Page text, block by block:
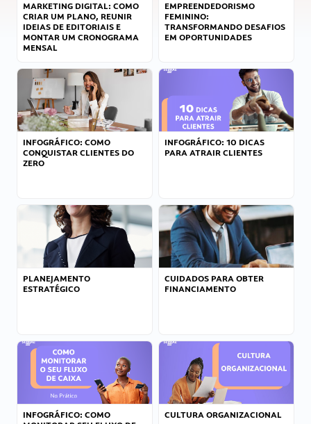
MARKETING DIGITAL: COMO
CRIAR UM PLANO, REUNIR
IDEIAS DE EDITORIAIS E
MONTAR UM CRONOGRAMA
MENSAL
EMPREENDEDORISMO
FEMININO:
TRANSFORMANDO DESAFIOS
EM OPORTUNIDADES
INFOGRÁFICO: COMO
CONQUISTAR CLIENTES DO
ZERO
INFOGRÁFICO: 10 DICAS
PARA ATRAIR CLIENTES
PLANEJAMENTO
ESTRATÉGICO
CUIDADOS PARA OBTER
FINANCIAMENTO
INFOGRÁFICO: COMO
CULTURA ORGANIZACIONAL